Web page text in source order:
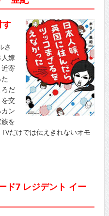
す
さ
嫁
寄
だ
交
ン
を
だけでは伝えきれないオモ
ド7 レジデント イー